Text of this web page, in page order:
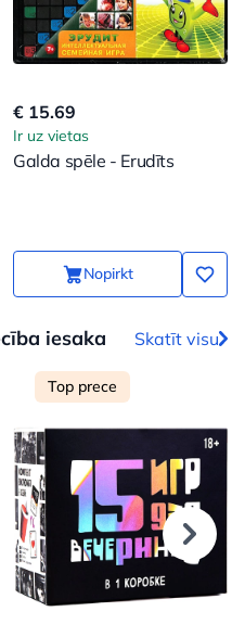
€ 15.69
Ir uz vietas
Galda spēle - Erudīts
Nopirkt
iesaka Skatīt visu
Top prece